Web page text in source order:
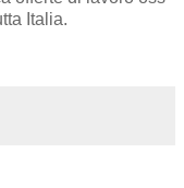
Italia.